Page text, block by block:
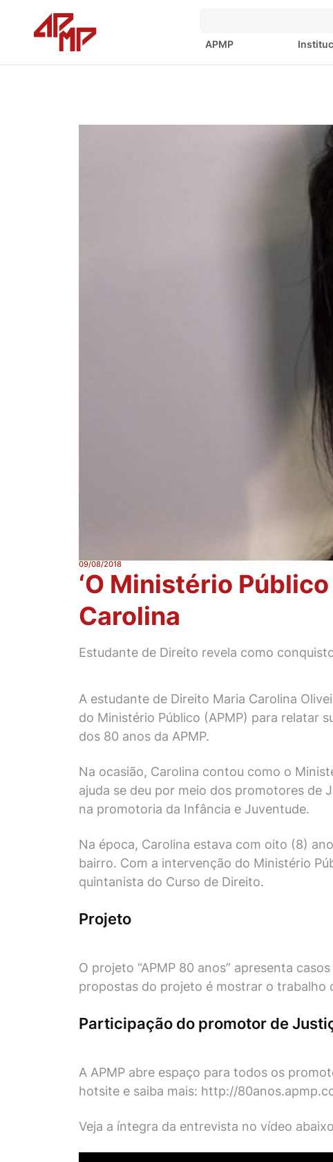
APMP
09/08/2018
‘O Ministério
Carolina
Estudante de Direito revela como
A estudante de Direito Maria Carolina
do Ministério Público (APMP) para relatar
dos 80 anos da APMP.
Na ocasião, Carolina contou como o
ajuda se deu por meio dos promotores de
na promotoria da Infância e Juventude.
Na época, Carolina estava com oito (8)
bairro. Com a intervenção do Ministério
quintanista do Curso de Direito.
Projeto
O projeto “APMP 80 anos” apresenta
propostas do projeto é mostrar o trabalho
Participação do promotor de
A APMP abre espaço para todos os
hotsite e saiba mais: http://
Veja a íntegra da entrevista no vídeo